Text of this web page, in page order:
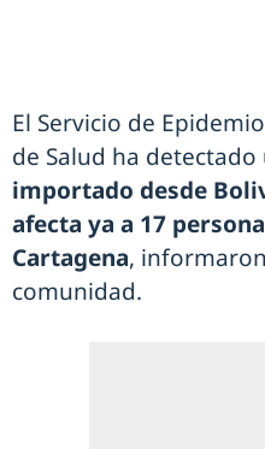
El Servicio de
de Salud ha detectado
importado desde
afecta ya a 17
Cartagena,
comunidad.